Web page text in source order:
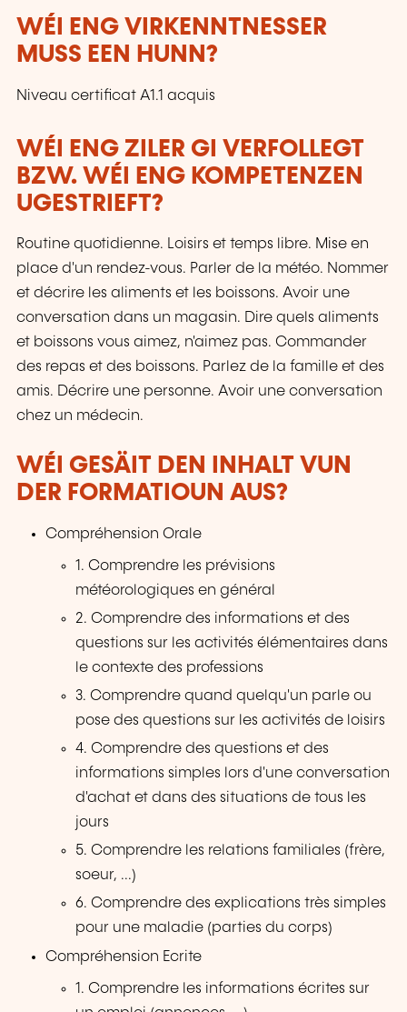
WÉI ENG VIRKENNTNESSER
MUSS EEN HUNN?
Niveau certificat A1.1 acquis
WÉI ENG ZILER GI VERFOLLEGT
BZW. WÉI ENG KOMPETENZEN
UGESTRIEFT?
Routine quotidienne. Loisirs et temps libre. Mise en
place d'un rendez-vous. Parler de la météo. Nommer
et décrire les aliments et les boissons. Avoir une
conversation dans un magasin. Dire quels aliments
et boissons vous aimez, n'aimez pas. Commander
des repas et des boissons. Parlez de la famille et des
amis. Décrire une personne. Avoir une conversation
chez un médecin.
WÉI GESÄIT DEN INHALT VUN
DER FORMATIOUN AUS?
Compréhension Orale
1. Comprendre les prévisions
météorologiques en général
2. Comprendre des informations et des
questions sur les activités élémentaires dans
le contexte des professions
3. Comprendre quand quelqu'un parle ou
pose des questions sur les activités de loisirs
4. Comprendre des questions et des
informations simples lors d'une conversation
d'achat et dans des situations de tous les
jours
5. Comprendre les relations familiales (frère,
soeur, ...)
6. Comprendre des explications très simples
pour une maladie (parties du corps)
Compréhension Ecrite
1. Comprendre les informations écrites sur